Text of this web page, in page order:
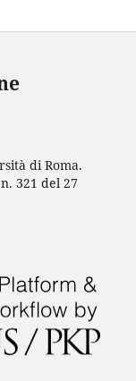
di Roma.
321 del 27